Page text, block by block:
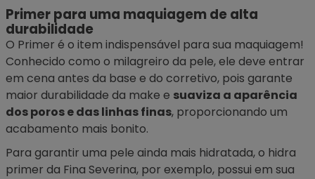
Primer para uma maquiagem de alta
durabilidade
O Primer é o item indispensável para sua maquiagem!
Conhecido como o milagreiro da pele, ele deve entrar
em cena antes da base e do corretivo, pois garante
maior durabilidade da make e suaviza a aparência
dos poros e das linhas finas, proporcionando um
acabamento mais bonito.
Para garantir uma pele ainda mais hidratada, o hidra
primer da Fina Severina, por exemplo, possui em sua